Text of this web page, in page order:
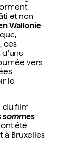
et non
Wallonie
ces
vers
le
du film
sommes
ont été
à Bruxelles